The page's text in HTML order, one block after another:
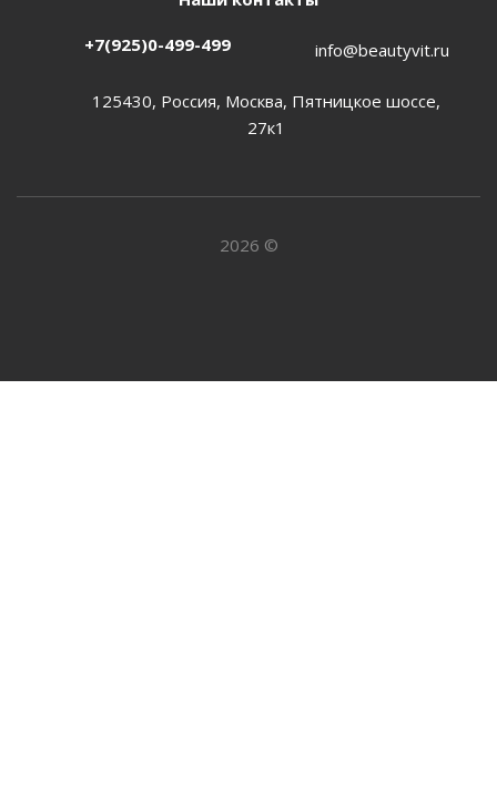
+7(925)0-499-499 info@beautyvit.ru
125430, Россия, Москва, Пятницкое шоссе,
27к1
2026 ©